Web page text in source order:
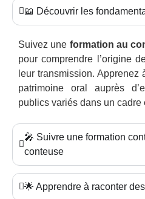
📖 Découvrir les
Suivez une formation au
pour comprendre l’origine
leur transmission. Apprenez
patrimoine oral auprès
publics variés dans un cadre
🎤 Suivre une formation
conteuse
🌟 Apprendre à raconter